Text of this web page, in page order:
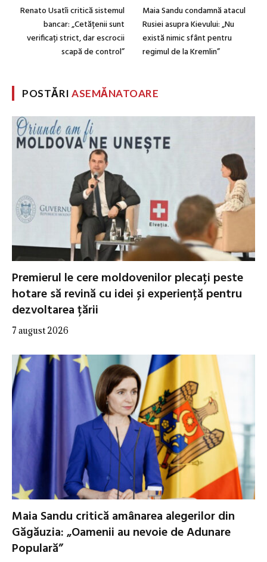
Renato Usatîi critică sistemul
bancar: „Cetățenii sunt
verificați strict, dar escrocii
scapă de control”
Maia Sandu condamnă atacul
Rusiei asupra Kievului: „Nu
există nimic sfânt pentru
regimul de la Kremlin”
POSTĂRIASEMĂNATOARE
Premierul le cere moldovenilor plecați peste
hotare să revină cu idei și experiență pentru
dezvoltarea țării
7 august 2026
Maia Sandu critică amânarea alegerilor din
Găgăuzia: „Oamenii au nevoie de Adunare
Populară”